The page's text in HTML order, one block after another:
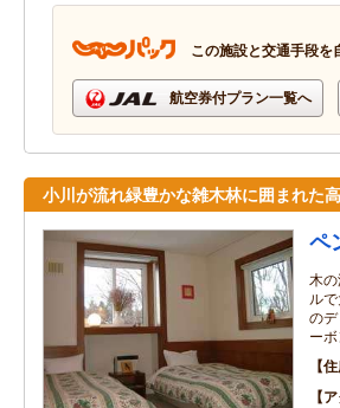
この施設と交通手段を
航空券付プラン一覧へ
小川が流れ緑豊かな雑木林に囲まれた
ペ
木
ル
の
ー